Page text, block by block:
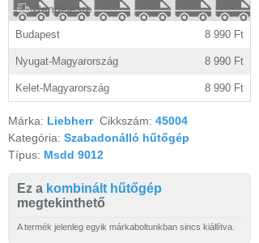
Rendelésre
Budapest 8 990 Ft
Nyugat-Magyarország 8 990 Ft
Kelet-Magyarország 8 990 Ft
Márka: LiebherrCikkszám: 45004
Kategória: Szabadonálló hűtőgép
Típus: Msdd 9012
Ez a kombinált hűtőgép
megtekinthető
A termék jelenleg egyik márkaboltunkban sincs kiállítva.